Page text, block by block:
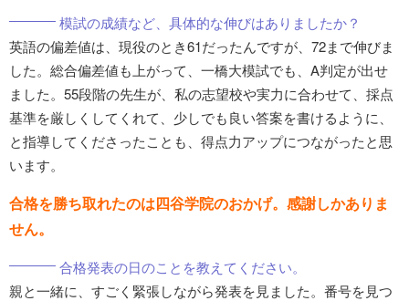
模試の成績など、具体的な伸びはありましたか？
英語の偏差値は、現役のとき61だったんですが、72まで伸びま
した。総合偏差値も上がって、一橋大模試でも、A判定が出せ
ました。55段階の先生が、私の志望校や実力に合わせて、採点
基準を厳しくしてくれて、少しでも良い答案を書けるように、
と指導してくださったことも、得点力アップにつながったと思
います。
合格を勝ち取れたのは四谷学院のおかげ。感謝しかありま
せん。
合格発表の日のことを教えてください。
親と一緒に、すごく緊張しながら発表を見ました。番号を見つ